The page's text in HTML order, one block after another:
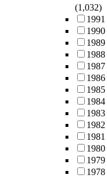
(1,032)
1991
1990
1989
1988
1987
1986
1985
1984
1983
1982
1981
1980
1979
1978